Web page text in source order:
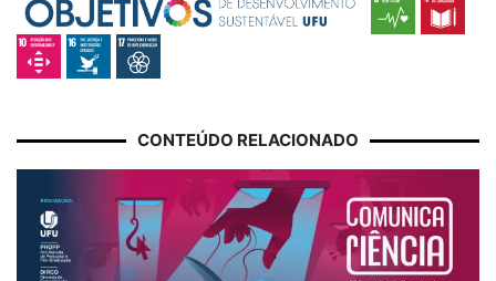
CONTEÚDO RELACIONADO